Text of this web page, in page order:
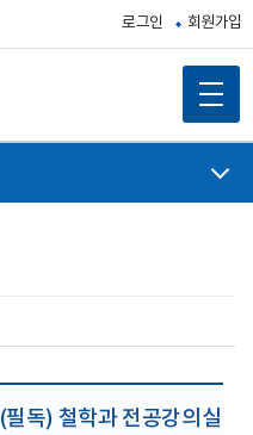
로그인 회원가입
(필독) 철학과 전공강의실